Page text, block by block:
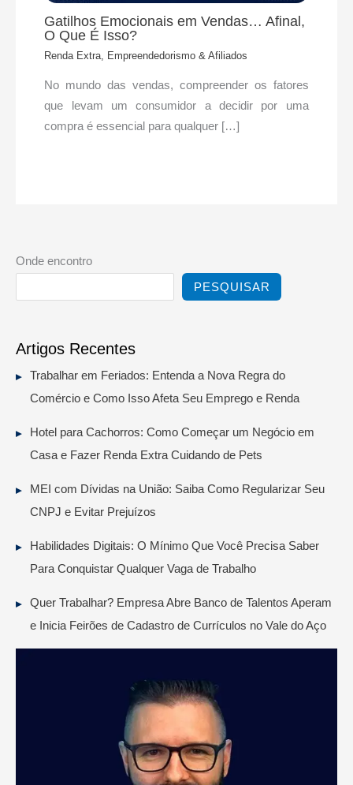
Gatilhos Emocionais em Vendas… Afinal,
O Que É Isso?
Renda Extra, Empreendedorismo & Afiliados
No mundo das vendas, compreender os fatores
que levam um consumidor a decidir por uma
compra é essencial para qualquer […]
Onde encontro
PESQUISAR
Artigos Recentes
Trabalhar em Feriados: Entenda a Nova Regra do
Comércio e Como Isso Afeta Seu Emprego e Renda
Hotel para Cachorros: Como Começar um Negócio em
Casa e Fazer Renda Extra Cuidando de Pets
MEI com Dívidas na União: Saiba Como Regularizar Seu
CNPJ e Evitar Prejuízos
Habilidades Digitais: O Mínimo Que Você Precisa Saber
Para Conquistar Qualquer Vaga de Trabalho
Quer Trabalhar? Empresa Abre Banco de Talentos Aperam
e Inicia Feirões de Cadastro de Currículos no Vale do Aço